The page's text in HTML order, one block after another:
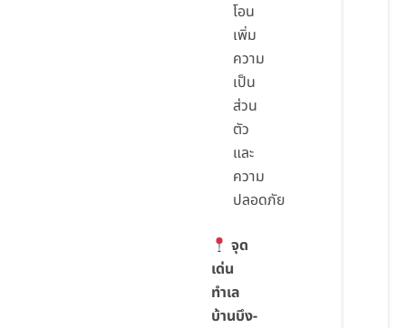
โอน
เพิ่ม
ความ
เป็น
ส่วน
ตัว
และ
ความ
ปลอดภัย
จุด
เด่น
ทำเล
บ้านบึง-